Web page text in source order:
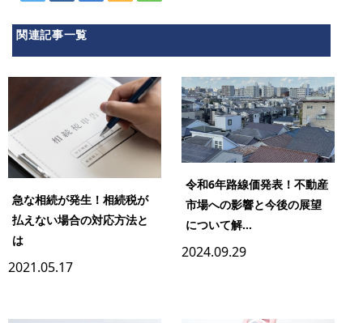
関連記事一覧
急な相続が発生！相続税が
払えない場合の対応方法と
は
2021.05.17
令和6年路線価発表！不動産
市場への影響と今後の展望
について解...
2024.09.29